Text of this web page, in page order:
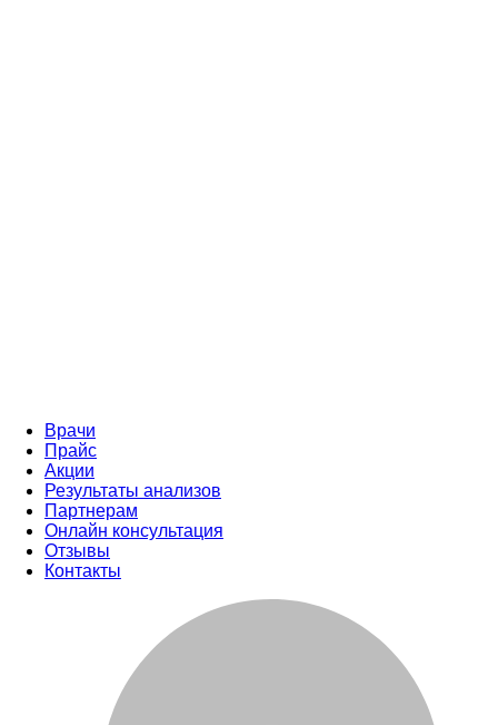
Врачи
Прайс
Акции
Результаты анализов
Партнерам
Онлайн консультация
Отзывы
Контакты